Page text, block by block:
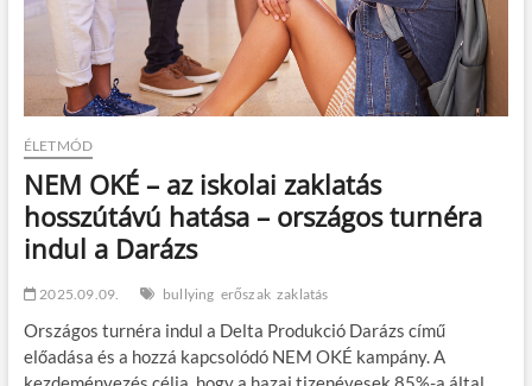
ÉLETMÓD
NEM OKÉ – az iskolai zaklatás
hosszútávú hatása – országos turnéra
indul a Darázs
2025.09.09. bullying erőszak zaklatás
Országos turnéra indul a Delta Produkció Darázs című
előadása és a hozzá kapcsolódó NEM OKÉ kampány. A